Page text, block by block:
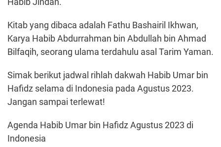
Kitab yang dibaca adalah Fathu Bashairil Ikhwan,
Karya Habib Abdurrahman bin Abdullah bin Ahmad
Bilfaqih, seorang ulama terdahulu asal Tarim Yaman.
Simak berikut jadwal rihlah dakwah Habib Umar bin
Hafidz selama di Indonesia pada Agustus 2023.
Jangan sampai terlewat!
Agenda Habib Umar bin Hafidz Agustus 2023 di
Indonesia